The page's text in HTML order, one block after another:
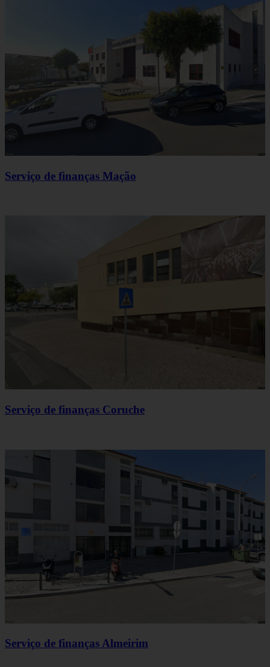
Serviço de finanças Mação
Serviço de finanças Coruche
Serviço de finanças Almeirim